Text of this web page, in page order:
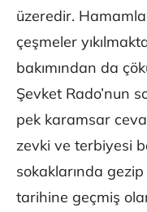
üzeredir.
çeşmeler
bakımından da
Şevket Rado’nun
pek karamsar
zevki ve terbiyesi
sokaklarında
tarihine geçmiş